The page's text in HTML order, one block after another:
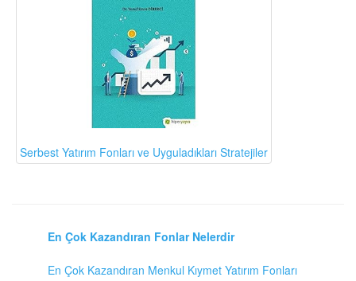
Serbest Yatırım Fonları ve Uyguladıkları Stratejiler
En Çok Kazandıran Fonlar Nelerdir
En Çok Kazandıran Menkul Kıymet Yatırım Fonları